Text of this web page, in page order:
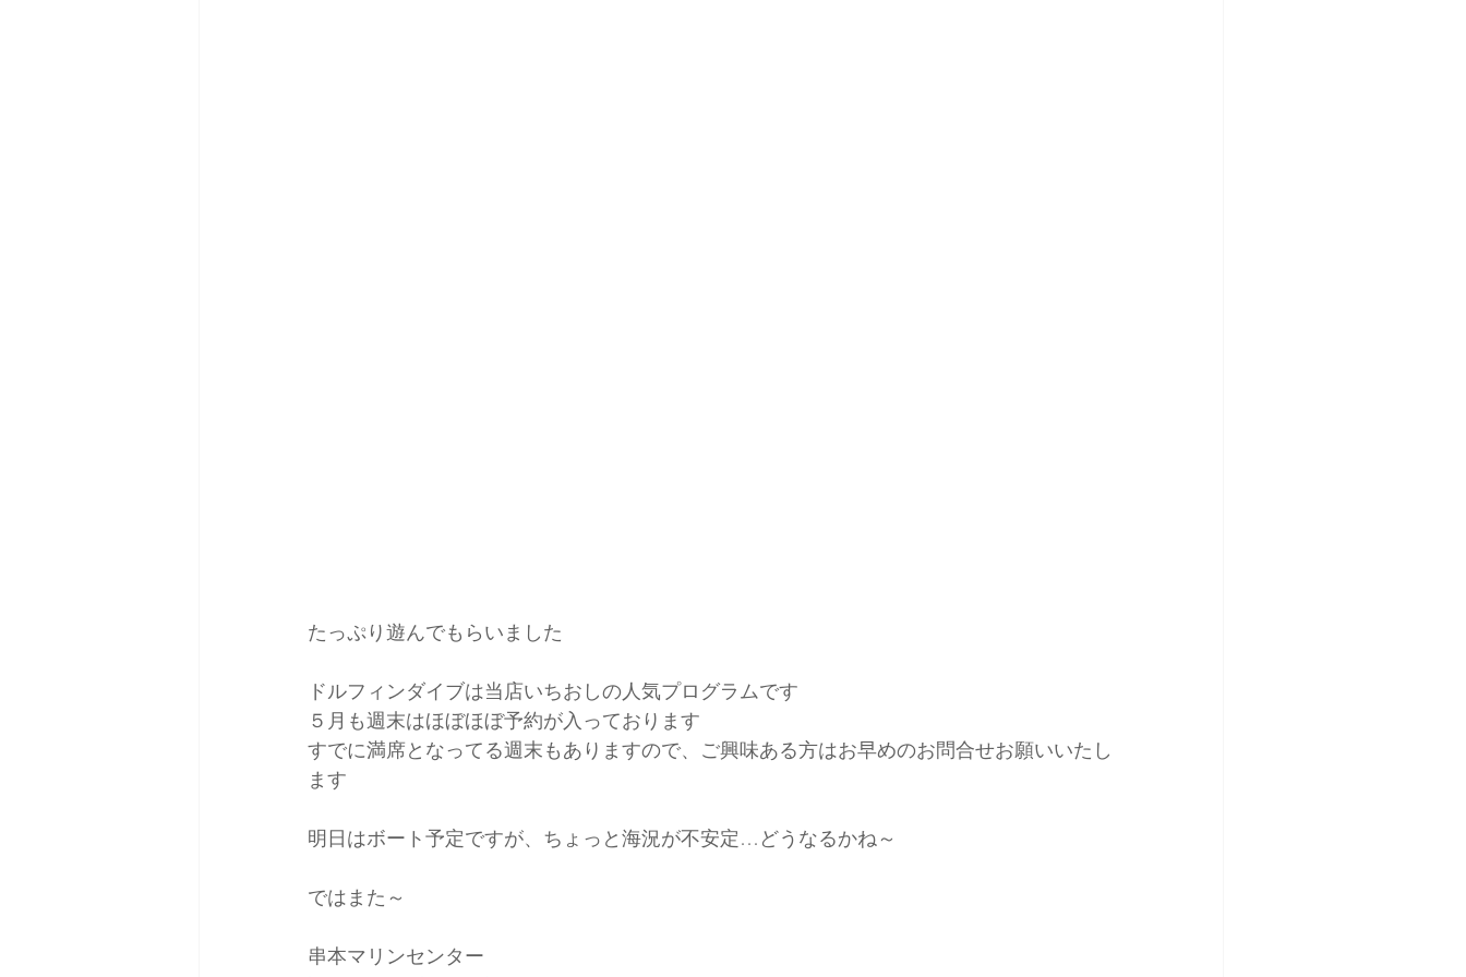
たっぷり遊んでもらいました
ドルフィンダイブは当店いちおしの人気プログラムです
５月も週末はほぼほぼ予約が入っております
すでに満席となってる週末もありますので、ご興味ある方はお早めのお問合せお願いいたし
ます
明日はボート予定ですが、ちょっと海況が不安定…どうなるかね～
ではまた～
串本マリンセンター